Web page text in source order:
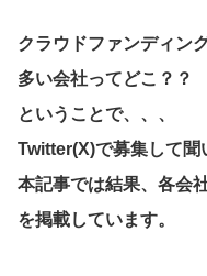
クラウドファンディン
多い会社ってどこ？？
ということで、、、
Twitter(X)で募集して聞
本記事では結果、各会
を掲載しています。